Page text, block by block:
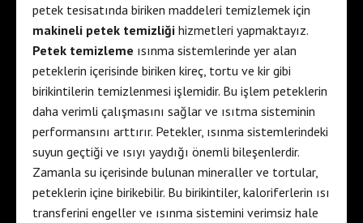
petek tesisatında biriken maddeleri temizlemek için
makineli petek temizliği hizmetleri yapmaktayız.
Petek temizleme ısınma sistemlerinde yer alan
peteklerin içerisinde biriken kireç, tortu ve kir gibi
birikintilerin temizlenmesi işlemidir. Bu işlem peteklerin
daha verimli çalışmasını sağlar ve ısıtma sisteminin
performansını arttırır. Petekler, ısınma sistemlerindeki
suyun geçtiği ve ısıyı yaydığı önemli bileşenlerdir.
Zamanla su içerisinde bulunan mineraller ve tortular,
peteklerin içine birikebilir. Bu birikintiler, kaloriferlerin ısı
transferini engeller ve ısınma sistemini verimsiz hale